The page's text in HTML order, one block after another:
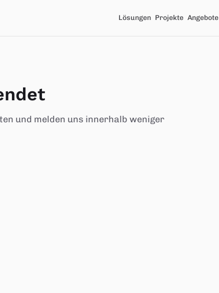
Lösungen Projekte Angebote
und melden uns innerhalb weniger